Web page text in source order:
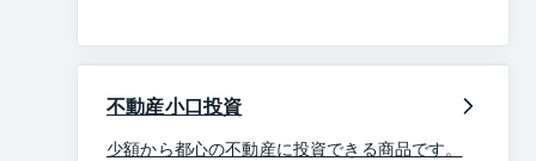
不動産小口投資
少額から都心の不動産に投資できる商品です。